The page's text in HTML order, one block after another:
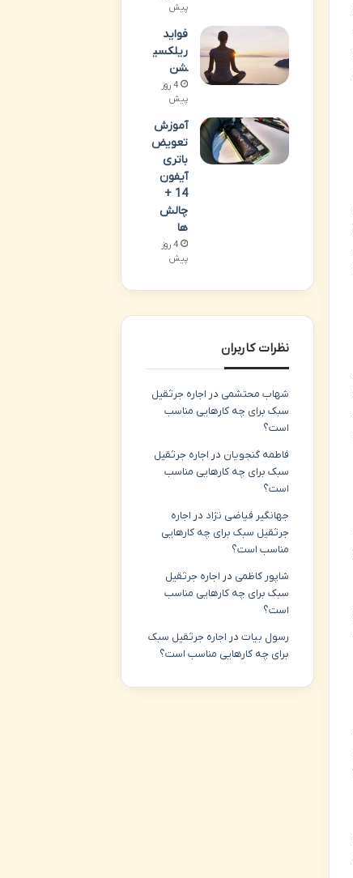
پیش
فواید
ریلکسی
شن
4 روز
پیش
آموزش
تعویض
باتری
آیفون
14 +
چالش
ها
4 روز
پیش
نظرات کاربران
شهاب محتشمی در اجاره جرثقیل
سبک برای چه کارهایی مناسب
است؟
فاطمه گنجویان در اجاره جرثقیل
سبک برای چه کارهایی مناسب
است؟
جهانگیر فیاضی نژاد در اجاره
جرثقیل سبک برای چه کارهایی
مناسب است؟
شاپور کاظمی در اجاره جرثقیل
سبک برای چه کارهایی مناسب
است؟
رسول بیاتدر اجاره جرثقیل سبک
برای چه کارهایی مناسب است؟